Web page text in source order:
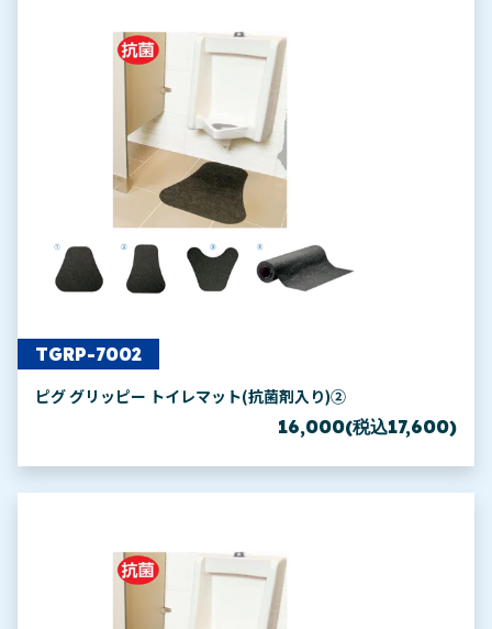
TGRP-7002
ピグ グリッピー トイレマット(抗菌剤入り)②
16,000(税込17,600)